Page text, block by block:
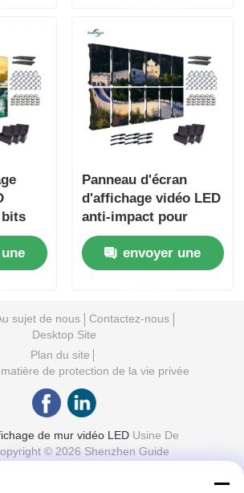
bits
et
Panneau d'écran
d'affichage vidéo LED
anti-impact pour
événements en
extérieur 110V 1000
nits
envoyer une
sujet de nous
Contactez-nous
Desktop Site
Plan du site
de protection de la vie privée
de mur vidéo LED Usine De
© 2026 Shenzhen Guide